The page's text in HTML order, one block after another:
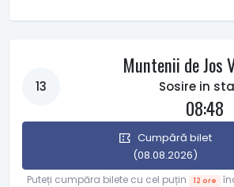
13
Muntenii de Jos
Sosire in
08:48
Cumpără bilet
(08.08.2026)
Puteți cumpăra bilete cu cel puțin 12 ore